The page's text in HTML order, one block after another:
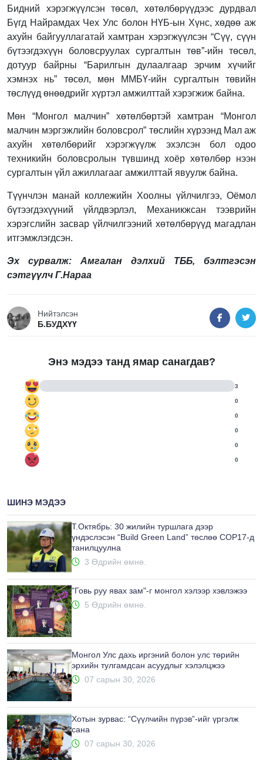
Бидний хэрэгжүүлсэн төсөл, хөтөлбөрүүдээс дурдвал
Бүгд Найрамдах Чех Улс болон НҮБ-ын Хүнс, хөдөө аж
ахуйн байгууллагатай хамтран хэрэгжүүлсэн “Сүү, сүүн
бүтээгдэхүүн боловсруулах сургалтын төв”-ийн төсөл,
дотуур байрны “Барилгын дулаалгаар эрчим хүчийг
хэмнэх нь” төсөл, мөн ММБҮ-ийн сургалтын төвийн
төслүүд өнөөдрийг хүртэл амжилттай хэрэгжиж байна.
Мөн “Монгол малчин” хөтөлбөртэй хамтран “Монгол
малчин мэргэжлийн боловсрол” төслийн хүрээнд Мал аж
ахуйн хөтөлбөрийг хэрэгжүүлж эхэлсэн бол одоо
техникийн боловсролын түвшинд хоёр хөтөлбөр нээн
сургалтын үйл ажиллагааг амжилттай явуулж байна.
Түүнчлэн манай коллежийн Хоолны үйлчилгээ, Оёмол
бүтээгдэхүүний үйлдвэрлэл, Механикжсан тээврийн
хэрэгслийн засвар үйлчилгээний хөтөлбөрүүд магадлан
итгэмжлэгдсэн.
Эх сурвалж: Амгалан дэлхий ТББ, бэлтгэсэн
сэтгүүлч Г.Нараа
Нийтэлсэн
Б.БУДХҮҮ
Энэ мэдээ танд ямар санагдав?
3
0
0
0
0
0
ШИНЭ МЭДЭЭ
Т.Октябрь: 30 жилийн туршлага дээр
үндэслэсэн “Build Green Land” төслөө COP17-д
танилцуулна
3 Өдрийн өмнө.
"Говь руу явах зам"-г монгол хэлээр хэвлэжээ
5 Өдрийн өмнө.
Монгол Улс дахь иргэний болон улс төрийн
эрхийн тулгамдсан асуудлыг хэлэлцжээ
07 сарын 30, 2026
Хотын зурвас: “Сүүлчийн пүрэв”-ийг үргэлж
сана
07 сарын 30, 2026